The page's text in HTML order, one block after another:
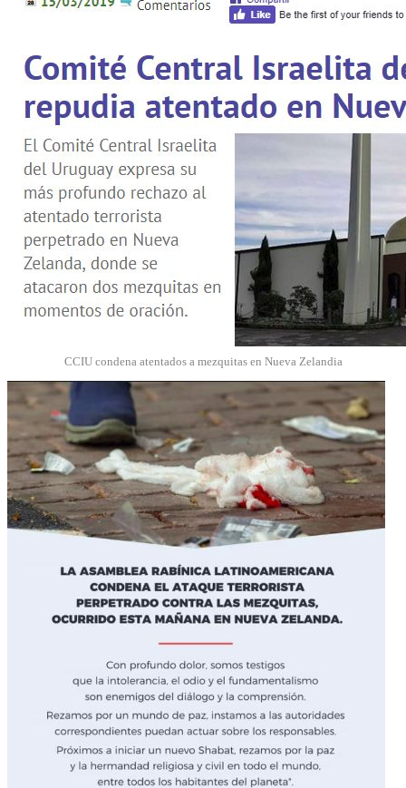
CCIU condena atentados a mezquitas en Nueva Zelandia